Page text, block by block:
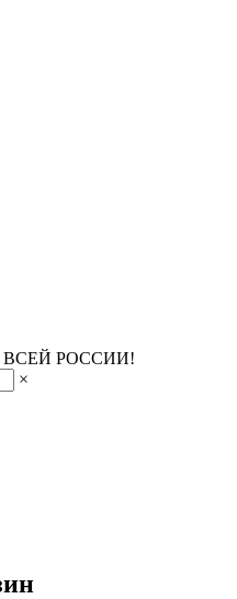
РОССИИ!
×